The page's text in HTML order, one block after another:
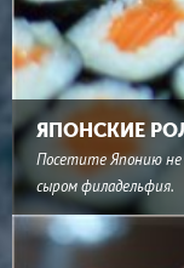
ЯПОНСКИЕ
Посетите Японию не
сыром филадельфия.